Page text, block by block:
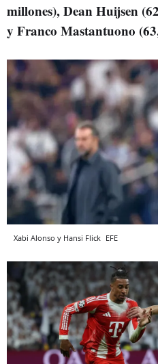
millones), Dean Huijsen
y Franco Mastantuono
Xabi Alonso y Hansi Flick EFE